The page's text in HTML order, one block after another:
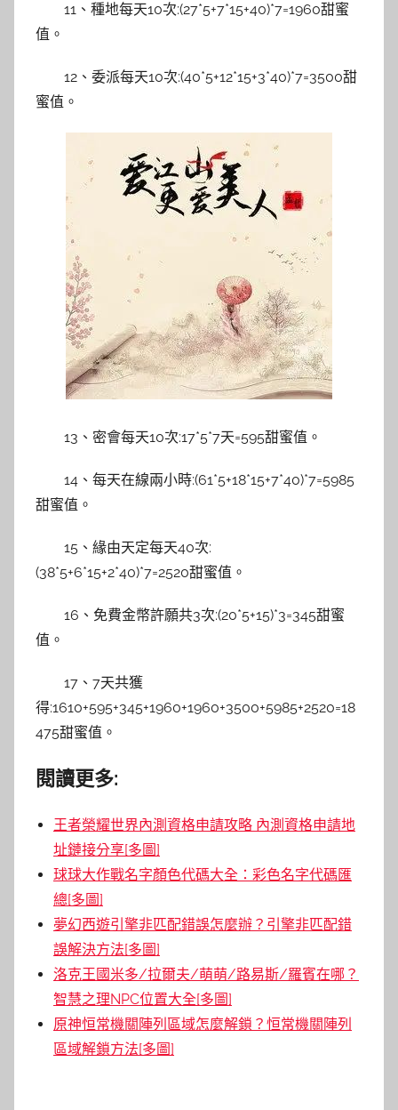
11、種地每天10次:(27*5+7*15+40)*7=1960甜蜜
值。
12、委派每天10次:(40*5+12*15+3*40)*7=3500甜
蜜值。
13、密會每天10次:17*5*7天=595甜蜜值。
14、每天在線兩小時:(61*5+18*15+7*40)*7=5985
甜蜜值。
15、緣由天定每天40次:
(38*5+6*15+2*40)*7=2520甜蜜值。
16、免費金幣許願共3次:(20*5+15)*3=345甜蜜
值。
17、7天共獲
得:1610+595+345+1960+1960+3500+5985+2520=18
475甜蜜值。
閱讀更多:
王者榮耀世界內測資格申請攻略 內測資格申請地
址鏈接分享[多圖]
球球大作戰名字顏色代碼大全：彩色名字代碼匯
總[多圖]
夢幻西遊引擎非匹配錯誤怎麼辦？引擎非匹配錯
誤解決方法[多圖]
洛克王國米多/拉爾夫/萌萌/路易斯/羅賓在哪？
智慧之理NPC位置大全[多圖]
原神恒常機關陣列區域怎麼解鎖？恒常機關陣列
區域解鎖方法[多圖]